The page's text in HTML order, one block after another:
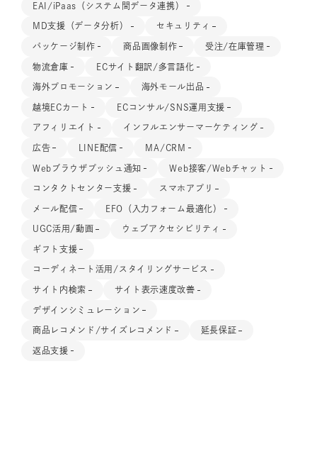
EAI/iPaas（システム間データ連携）
MD支援（データ分析） セキュリティ
パッケージ制作 商品画像制作 受注/在庫管理
物流倉庫 ECサイト翻訳/多言語化
海外プロモーション 海外モール出品
越境ECカート ECコンサル/SNS運用支援
アフィリエイト インフルエンサーマーケティング
広告 LINE配信 MA/CRM
Webブラウザプッシュ通知 Web接客/Webチャット
コンタクトセンター支援 スマホアプリ
メール配信 EFO（入力フォーム最適化）
UGC活用/動画 ウェブアクセシビリティ
ギフト支援
コーディネート活用/スタイリングサービス
サイト内検索 サイト表示速度改善
デザインシミュレーション
商品レコメンド/サイズレコメンド 延長保証
返品支援